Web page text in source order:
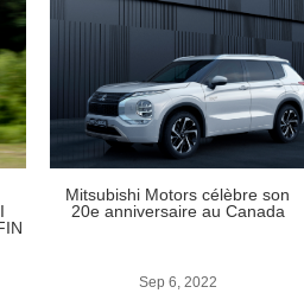
Mitsubishi Motors célèbre son
20e anniversaire au Canada
Sep 6, 2022